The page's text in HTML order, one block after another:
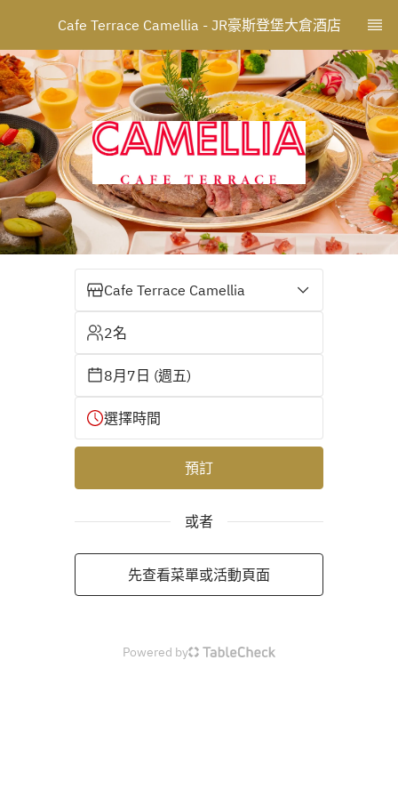
Cafe Terrace Camellia - JR豪斯登堡大倉酒店
Cafe Terrace Camellia
2名
8月7日 (週五)
選擇時間
預訂
或者
先查看菜單或活動頁面
Powered by